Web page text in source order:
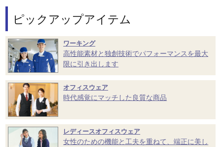
ピックアップアイテム
ワーキング
高性能素材と独創技術でパフォーマンスを最大
限に引き出します
オフィスウェア
時代感覚にマッチした良質な商品
レディースオフィスウェア
女性のための機能と工夫を重ねて、端正に美し